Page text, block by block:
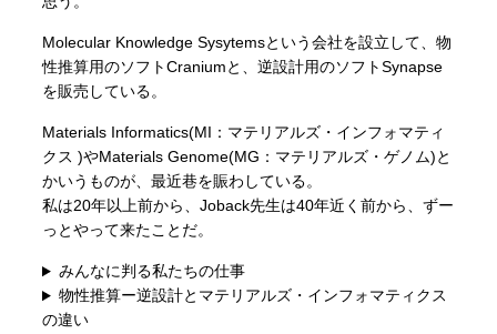
Molecular Knowledge Sysytemsという会社を設立して、物
性推算用のソフトCraniumと、逆設計用のソフトSynapse
を販売している。
Materials Informatics(MI：マテリアルズ・インフォマティ
クス )やMaterials Genome(MG：マテリアルズ・ゲノム)と
かいうものが、最近巷を賑わしている。
私は20年以上前から、Joback先生は40年近く前から、ずー
っとやって来たことだ。
みんなに判る私たちの仕事
物性推算ー逆設計とマテリアルズ・インフォマティクス
の違い